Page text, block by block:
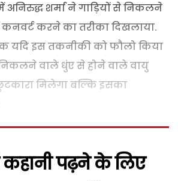
शर्मा ने गाड़ियों से निकलने
करने का तरीका दिखलाया.
यदि इस तकनीकी को फौलो किया
निकलने वाले धुंए से होने वाले वायु
मिलेगा बल्कि इसका
पढ़ने के लिए